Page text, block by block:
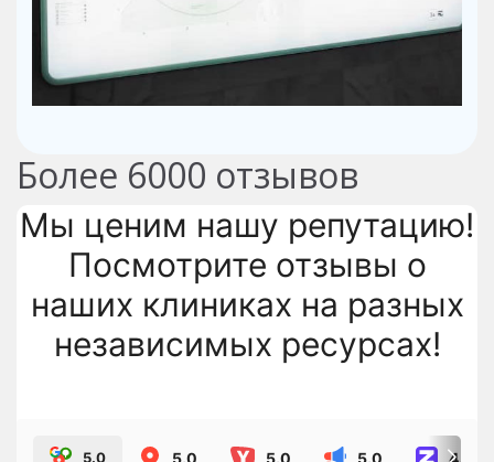
Более 6000 отзывов
Мы ценим нашу репутацию!
Посмотрите отзывы о
наших клиниках на разных
независимых ресурсах!
5.0 5.0 5.0 5.0 4.8